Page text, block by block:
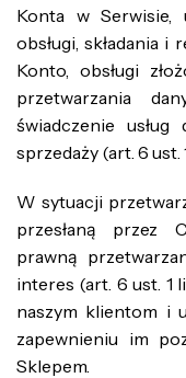
Konta w Serwisie,
obsługi, składania i
Konto, obsługi
przetwarzania
świadczenie
sprzedaży (art. 6 ust.
W sytuacji
przesłaną przez
prawną
interes (art. 6 ust. 1
naszym klientom i
zapewnieniu im
Sklepem.